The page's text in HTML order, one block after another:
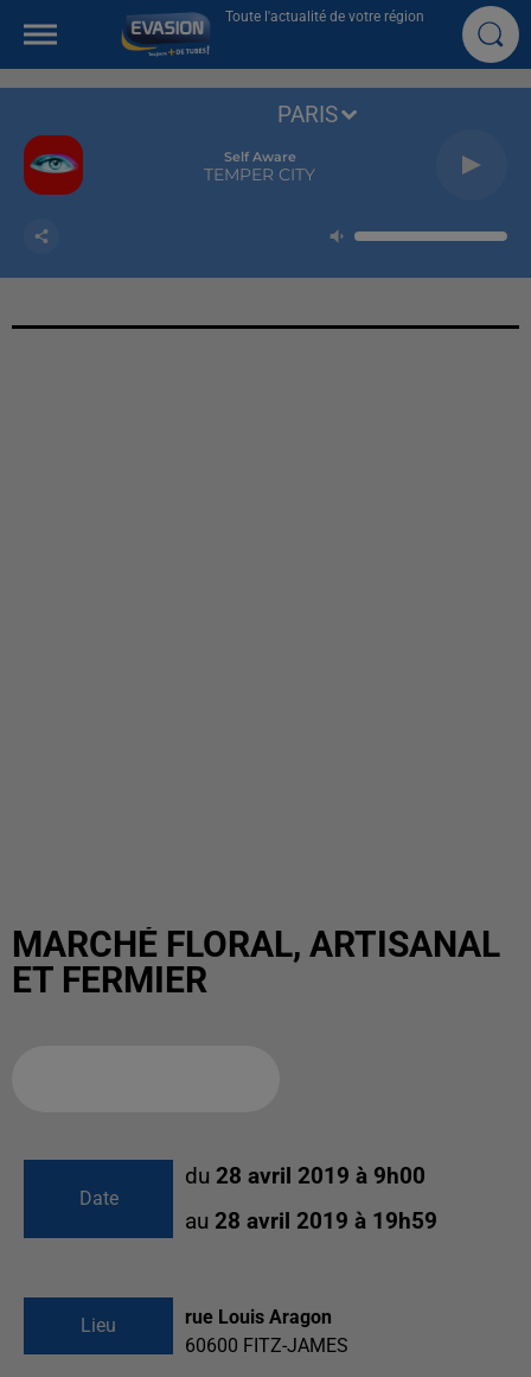
Toute l'actualité de votre région
Self Aware
TEMPER CITY
PARIS
MARCHÉ FLORAL, ARTISANAL
ET FERMIER
Date
du 28 avril 2019 à 9h00
au 28 avril 2019 à 19h59
Lieu
rue Louis Aragon
60600 FITZ-JAMES